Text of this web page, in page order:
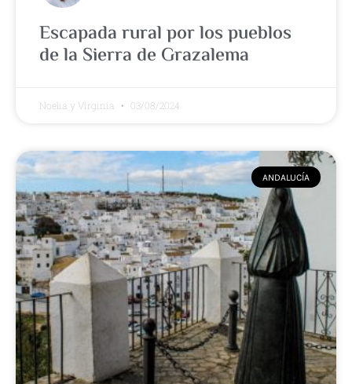
Escapada rural por los pueblos
de la Sierra de Grazalema
Noelia y Virginia 03/08/2024
ANDALUCÍA